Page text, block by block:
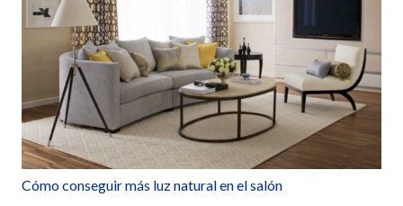
Cómo conseguir más luz natural en el salón